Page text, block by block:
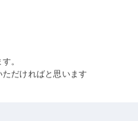
。
ただければと思います